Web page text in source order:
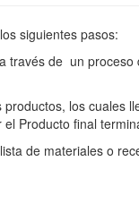
siguientes pasos:
de un
los cuales
Producto final
de materiales o